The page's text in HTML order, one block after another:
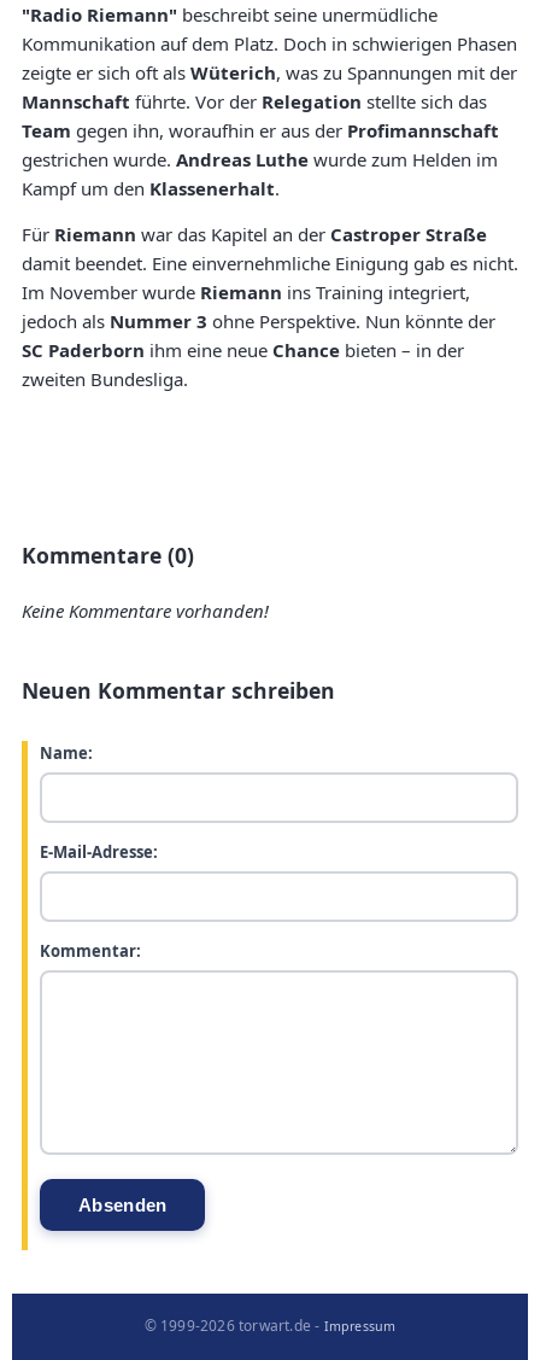
"Radio Riemann" beschreibt seine unermüdliche
Kommunikation auf dem Platz. Doch in schwierigen Phasen
zeigte er sich oft als Wüterich, was zu Spannungen mit der
Mannschaft führte. Vor der Relegation stellte sich das
Team gegen ihn, woraufhin er aus der Profimannschaft
gestrichen wurde. Andreas Luthe wurde zum Helden im
Kampf um den Klassenerhalt.
Für Riemann war das Kapitel an der Castroper Straße
damit beendet. Eine einvernehmliche Einigung gab es nicht.
Im November wurde Riemann ins Training integriert,
jedoch als Nummer 3 ohne Perspektive. Nun könnte der
SC Paderborn ihm eine neue Chance bieten – in der
zweiten Bundesliga.
Kommentare (0)
Keine Kommentare vorhanden!
Neuen Kommentar schreiben
Name:
E-Mail-Adresse:
Kommentar:
© 1999-2026 torwart.de - Impressum